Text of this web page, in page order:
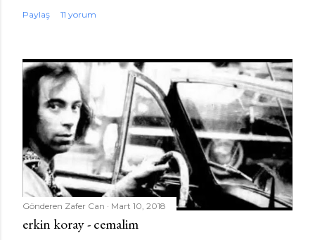
Paylaş 11 yorum
Gönderen Zafer Can Mart 10, 2018
erkin koray - cemalim